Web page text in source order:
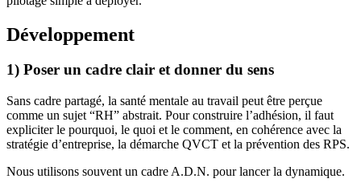
Développement
1) Poser un cadre clair et donner du sens
Sans cadre partagé, la santé mentale au travail peut être perçue
comme un sujet “RH” abstrait. Pour construire l’adhésion, il faut
expliciter le pourquoi, le quoi et le comment, en cohérence avec la
stratégie d’entreprise, la démarche QVCT et la prévention des RPS.
Nous utilisons souvent un cadre A.D.N. pour lancer la dynamique.